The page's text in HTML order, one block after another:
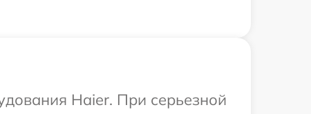
Haier. При серьезной